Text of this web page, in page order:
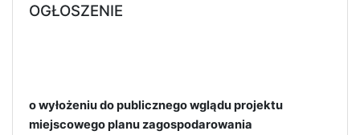
OGŁOSZENIE
o wyłożeniu do publicznego wglądu projektu
miejscowego planu zagospodarowania